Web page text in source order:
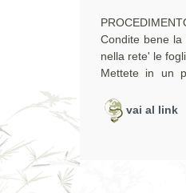
Condite bene
nella rete' le
Mettete in un
vai al link